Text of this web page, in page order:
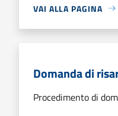
VAI ALLA PAGINA
Domanda di
Procedimento di